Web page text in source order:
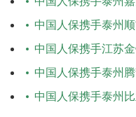
车嘉年华中国人保携手泰州
嘉年华中国人保携手江苏
中国人保携手泰州
年华 中国人保携手泰州